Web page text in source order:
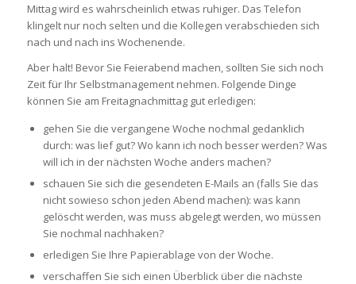
Mittag wird es wahrscheinlich etwas ruhiger. Das Telefon
klingelt nur noch selten und die Kollegen verabschieden sich
nach und nach ins Wochenende.
Aber halt! Bevor Sie Feierabend machen, sollten Sie sich noch
Zeit für Ihr Selbstmanagement nehmen. Folgende Dinge
können Sie am Freitagnachmittag gut erledigen:
gehen Sie die vergangene Woche nochmal gedanklich
durch: was lief gut? Wo kann ich noch besser werden? Was
will ich in der nächsten Woche anders machen?
schauen Sie sich die gesendeten E-Mails an (falls Sie das
nicht sowieso schon jeden Abend machen): was kann
gelöscht werden, was muss abgelegt werden, wo müssen
Sie nochmal nachhaken?
erledigen Sie Ihre Papierablage von der Woche.
verschaffen Sie sich einen Überblick über die nächste